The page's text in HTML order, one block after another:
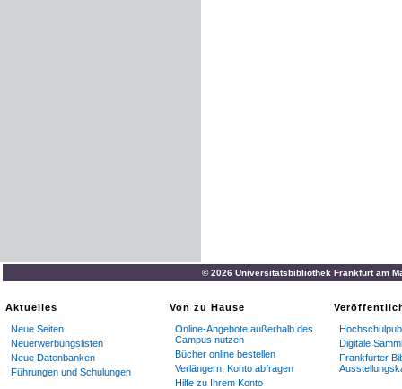
© 2026 Universitätsbibliothek Frankfurt am
Aktuelles
Neue Seiten
Neuerwerbungslisten
Neue Datenbanken
Führungen und Schulungen
Von zu Hause
Online-Angebote außerhalb des
Campus nutzen
Bücher online bestellen
Verlängern, Konto abfragen
Hilfe zu Ihrem Konto
Digitale
Frankfurter